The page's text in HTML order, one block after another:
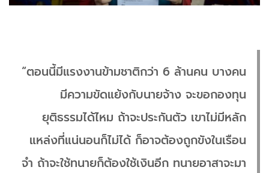
“ตอนนี้มีแรงงานข้ามชาติกว่า 6 ล้านคน บางคน
มีความขัดแย้งกับนายจ้าง จะขอกองทุน
ยุติธรรมได้ไหม ถ้าจะประกันตัว เขาไม่มีหลัก
แหล่งที่แน่นอนก็ไม่ได้ ก็อาจต้องถูกขังในเรือน
จำ ถ้าจะใช้ทนายก็ต้องใช้เงินอีก ทนายอาสาจะมา